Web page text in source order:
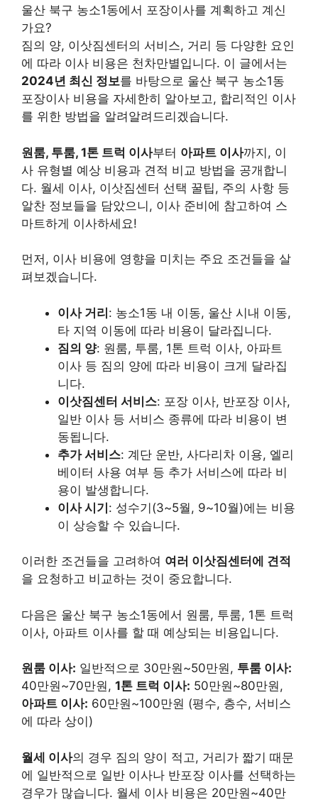
울산 북구 농소1동에서 포장이사를 계획하고 계신
가요?
짐의 양, 이삿짐센터의 서비스, 거리 등 다양한 요인
에 따라 이사 비용은 천차만별입니다. 이 글에서는
2024년 최신 정보를 바탕으로 울산 북구 농소1동
포장이사 비용을 자세한히 알아보고, 합리적인 이사
를 위한 방법을 알려알려드리겠습니다.
원룸, 투룸, 1톤 트럭 이사부터 아파트 이사까지, 이
사 유형별 예상 비용과 견적 비교 방법을 공개합니
다. 월세 이사, 이삿짐센터 선택 꿀팁, 주의 사항 등
알찬 정보들을 담았으니, 이사 준비에 참고하여 스
마트하게 이사하세요!
먼저, 이사 비용에 영향을 미치는 주요 조건들을 살
펴보겠습니다.
이사 거리: 농소1동 내 이동, 울산 시내 이동,
타 지역 이동에 따라 비용이 달라집니다.
짐의 양: 원룸, 투룸, 1톤 트럭 이사, 아파트
이사 등 짐의 양에 따라 비용이 크게 달라집
니다.
이삿짐센터 서비스: 포장 이사, 반포장 이사,
일반 이사 등 서비스 종류에 따라 비용이 변
동됩니다.
추가 서비스: 계단 운반, 사다리차 이용, 엘리
베이터 사용 여부 등 추가 서비스에 따라 비
용이 발생합니다.
이사 시기: 성수기(3~5월, 9~10월)에는 비용
이 상승할 수 있습니다.
이러한 조건들을 고려하여 여러 이삿짐센터에 견적
을 요청하고 비교하는 것이 중요합니다.
다음은 울산 북구 농소1동에서 원룸, 투룸, 1톤 트럭
이사, 아파트 이사를 할 때 예상되는 비용입니다.
원룸 이사: 일반적으로 30만원~50만원, 투룸 이사:
40만원~70만원, 1톤 트럭 이사: 50만원~80만원,
아파트 이사: 60만원~100만원 (평수, 층수, 서비스
에 따라 상이)
월세 이사의 경우 짐의 양이 적고, 거리가 짧기 때문
에 일반적으로 일반 이사나 반포장 이사를 선택하는
경우가 많습니다. 월세 이사 비용은 20만원~40만